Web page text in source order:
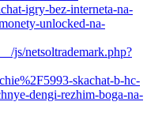
igry-bez-interneta-na-
unlocked-na-
js/netsoltrademark.php?
skachat-b-hc-
dengi-rezhim-boga-na-